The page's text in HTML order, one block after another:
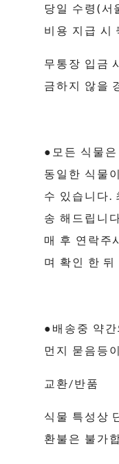
당일 수령(서
비용 지급 시
무통장 입금
금하지 않을
●모든 식물
동일한 식물
수 있습니다.
송 해드립니
매 후 연락주
며 확인 한
●배송중 약간
먼지 묻음등
교환/반품
식물 특성상
환불은 불가